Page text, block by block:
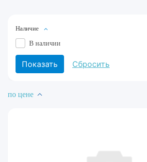
Наличие
В наличии
по цене